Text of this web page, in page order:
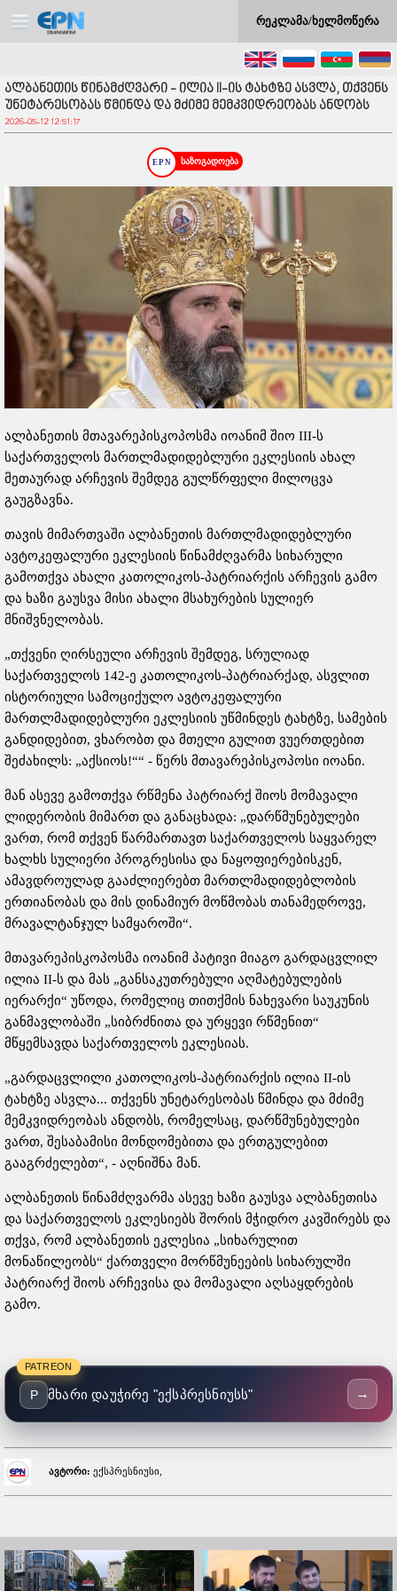
რეკლამა/ხელმოწერა
ალბანეთის წინამძღვარი - ილია II-ის ტახტზე ასვლა, თქვენს
უნეტარესობას წმინდა და მძიმე მემკვიდრეობას ანდობს
2026-05-12 12:51:17
საზოგადოება
ალბანეთის მთავარეპისკოპოსმა იოანიმ შიო III-ს
საქართველოს მართლმადიდებლური ეკლესიის ახალ
მეთაურად არჩევის შემდეგ გულწრფელი მილოცვა
გაუგზავნა.
თავის მიმართვაში ალბანეთის მართლმადიდებლური
ავტოკეფალური ეკლესიის წინამძღვარმა სიხარული
გამოთქვა ახალი კათოლიკოს-პატრიარქის არჩევის გამო
და ხაზი გაუსვა მისი ახალი მსახურების სულიერ
მნიშვნელობას.
„თქვენი ღირსეული არჩევის შემდეგ, სრულიად
საქართველოს 142-ე კათოლიკოს-პატრიარქად, ასვლით
ისტორიული სამოციქულო ავტოკეფალური
მართლმადიდებლური ეკლესიის უწმინდეს ტახტზე, სამების
განდიდებით, ვხარობთ და მთელი გულით ვუერთდებით
შეძახილს: „აქსიოს!““ - წერს მთავარეპისკოპოსი იოანი.
მან ასევე გამოთქვა რწმენა პატრიარქ შიოს მომავალი
ლიდერობის მიმართ და განაცხადა: „დარწმუნებულები
ვართ, რომ თქვენ წარმართავთ საქართველოს საყვარელ
ხალხს სულიერი პროგრესისა და ნაყოფიერებისკენ,
ამავდროულად გააძლიერებთ მართლმადიდებლობის
ერთიანობას და მის დინამიურ მოწმობას თანამედროვე,
მრავალტანჯულ სამყაროში“.
მთავარეპისკოპოსმა იოანიმ პატივი მიაგო გარდაცვლილ
ილია II-ს და მას „განსაკუთრებული აღმატებულების
იერარქი“ უწოდა, რომელიც თითქმის ნახევარი საუკუნის
განმავლობაში „სიბრძნითა და ურყევი რწმენით“
მწყემსავდა საქართველოს ეკლესიას.
„გარდაცვლილი კათოლიკოს-პატრიარქის ილია II-ის
ტახტზე ასვლა... თქვენს უნეტარესობას წმინდა და მძიმე
მემკვიდრეობას ანდობს, რომელსაც, დარწმუნებულები
ვართ, შესაბამისი მონდომებითა და ერთგულებით
გააგრძელებთ“, - აღნიშნა მან.
ალბანეთის წინამძღვარმა ასევე ხაზი გაუსვა ალბანეთისა
და საქართველოს ეკლესიებს შორის მჭიდრო კავშირებს და
თქვა, რომ ალბანეთის ეკლესია „სიხარულით
მონაწილეობს“ ქართველი მორწმუნეების სიხარულში
პატრიარქ შიოს არჩევისა და მომავალი აღსაყდრების
გამო.
PATREON
P მხარი დაუჭირე "ექსპრესნიუსს" →
ავტორი: ექსპრესნიუსი,